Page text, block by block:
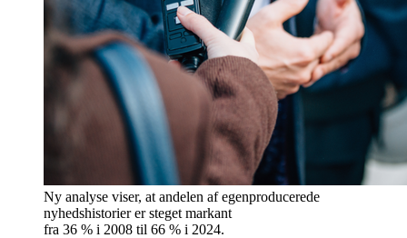
Ny analyse viser, at andelen af egenproducerede
nyhedshistorier er steget markant
fra 36 % i 2008 til 66 % i 2024.